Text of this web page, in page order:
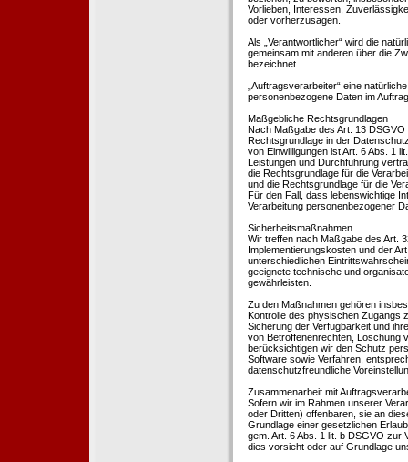
Vorlieben, Interessen,
oder vorherzusagen.
Als „Verantwortlicher“ wird die
gemeinsam mit anderen über die
bezeichnet.
„Auftragsverarbeiter“ eine
personenbezogene Daten im
Maßgebliche Rechtsgrundlagen
Nach Maßgabe des Art. 13
Rechtsgrundlage in der
von Einwilligungen ist Art. 6 Abs. 1
Leistungen und Durchführung
die Rechtsgrundlage für die
und die Rechtsgrundlage für die
Für den Fall, dass lebenswichtige
Verarbeitung personenbezogener
Sicherheitsmaßnahmen
Wir treffen nach Maßgabe des Art.
Implementierungskosten und der
unterschiedlichen
geeignete technische und
gewährleisten.
Zu den Maßnahmen gehören
Kontrolle des physischen Zugangs
Sicherung der Verfügbarkeit und
von Betroffenenrechten, Löschung
berücksichtigen wir den Schutz
Software sowie Verfahren,
datenschutzfreundliche
Zusammenarbeit mit
Sofern wir im Rahmen unserer
oder Dritten) offenbaren, sie an
Grundlage einer gesetzlichen
gem. Art. 6 Abs. 1 lit. b DSGVO zur
dies vorsieht oder auf Grundlage